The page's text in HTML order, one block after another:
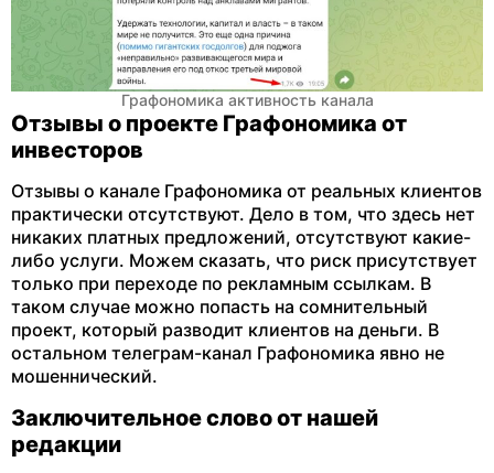
Графономика активность канала
Отзывы о проекте Графономика от
инвесторов
Отзывы о канале Графономика от реальных клиентов
практически отсутствуют. Дело в том, что здесь нет
никаких платных предложений, отсутствуют какие-
либо услуги. Можем сказать, что риск присутствует
только при переходе по рекламным ссылкам. В
таком случае можно попасть на сомнительный
проект, который разводит клиентов на деньги. В
остальном телеграм-канал Графономика явно не
мошеннический.
Заключительное слово от нашей
редакции